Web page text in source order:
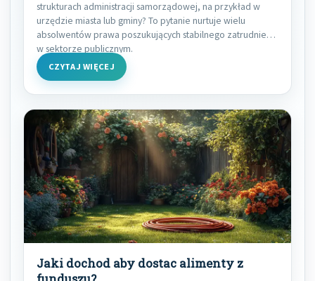
strukturach administracji samorządowej, na przykład w
urzędzie miasta lub gminy? To pytanie nurtuje wielu
absolwentów prawa poszukujących stabilnego zatrudnienia
w sektorze publicznym.
CZYTAJ WIĘCEJ
Jaki dochod aby dostac alimenty z